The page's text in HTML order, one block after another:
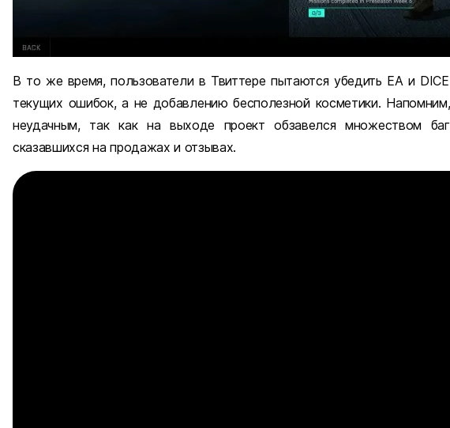
В то же время, пользователи в Твиттере пытаются убедить EA и
текущих ошибок, а не добавлению бесполезной косметики.
неудачным, так как на выходе проект обзавелся множеством
сказавшихся на продажах и отзывах.